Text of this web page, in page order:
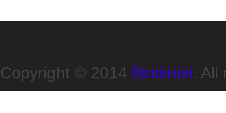
Copyright © 2014 Bindiribli. All